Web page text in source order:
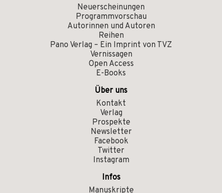
Neuerscheinungen
Programmvorschau
Autorinnen und Autoren
Reihen
Pano Verlag – Ein Imprint von TVZ
Vernissagen
Open Access
E-Books
Über uns
Kontakt
Verlag
Prospekte
Newsletter
Facebook
Twitter
Instagram
Infos
Manuskripte